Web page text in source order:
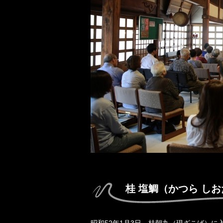
桂 塩鯛（かつら し